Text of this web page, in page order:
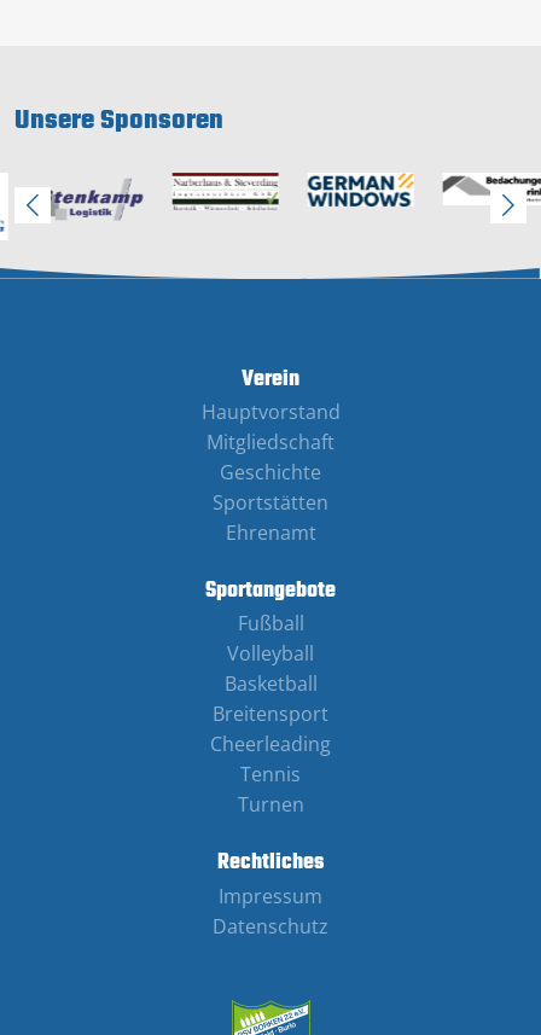
Unsere Sponsoren
Verein
Hauptvorstand
Mitgliedschaft
Geschichte
Sportstätten
Ehrenamt
Sportangebote
Fußball
Volleyball
Basketball
Breitensport
Cheerleading
Tennis
Turnen
Rechtliches
Impressum
Datenschutz